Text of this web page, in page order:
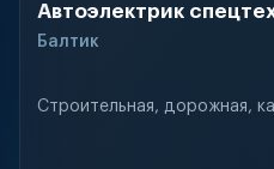
Автоэлектрик
Балтик
Строительная, дорожная,